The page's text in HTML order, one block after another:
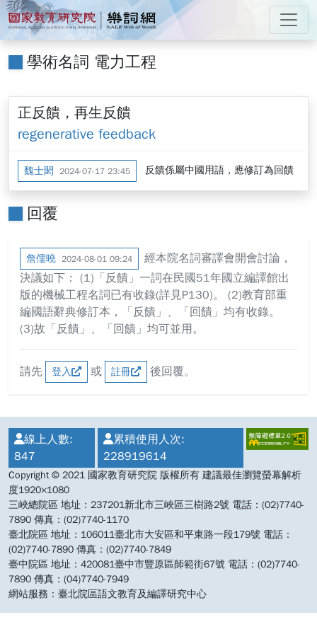
跳到主要內容
:::
國家教育研究院 樂詞網
學術名詞 電力工程
正反饋，再生反饋
regenerative feedback
魏士閎 2024-07-17 23:45 反饋係屬中國用語，應修訂為回饋
回覆
詹儒曉 2024-08-01 09:24
經本院名詞審譯會開會討論，
決議如下： (1)「反饋」一詞在民國51年國立編譯館出
版的機械工程名詞已有收錄(詳見P130)。 (2)教育部重
編國語辭典修訂本，「反饋」、「回饋」均有收錄。
(3)故「反饋」、「回饋」均可並用。
請先 登入 或 註冊 後回覆。
線上人數:
847
累積使用人次:
228919614
Copyright © 2021 國家教育研究院 版權所有 建議最佳瀏覽螢幕解析
度1920×1080
三峽總院區 地址：237201新北市三峽區三樹路2號 電話：(02)7740-
7890 傳真：(02)7740-1170
臺北院區 地址：106011臺北市大安區和平東路一段179號 電話：
(02)7740-7890 傳真：(02)7740-7849
臺中院區 地址：420081臺中市豐原區師範街67號 電話：(02)7740-
7890 傳真：(04)7740-7949
網站服務：臺北院區語文教育及編譯研究中心